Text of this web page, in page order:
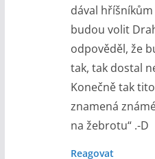
dával
budou volit
odpověděl, že
tak, tak dostal
Konečně tak
znamená
na žebrotu“ .-D
Reagovat